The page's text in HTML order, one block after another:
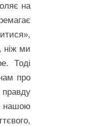
на
ніж ми
Тоді
про
нашою